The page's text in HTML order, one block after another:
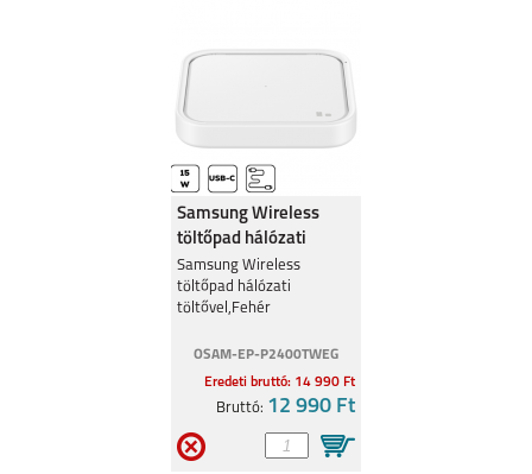
Samsung Wireless
töltőpad hálózati
töltővel,Fehér
Samsung Wireless
töltőpad hálózati
töltővel,Fehér
OSAM-EP-P2400TWEG
Eredeti bruttó: 14 990 Ft
Bruttó: 12 990 Ft